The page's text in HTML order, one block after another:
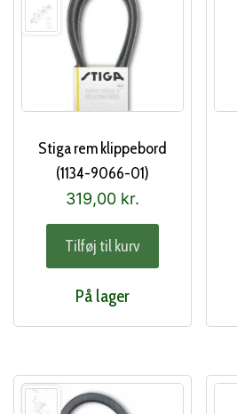
Stiga rem klippebord
(1134-9066-01)
319,00 kr.
Tilføj til kurv
På lager